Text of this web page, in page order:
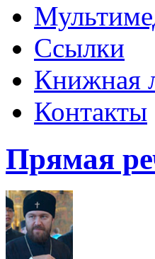
Ссылки
Книжная
Контакты
Прямая